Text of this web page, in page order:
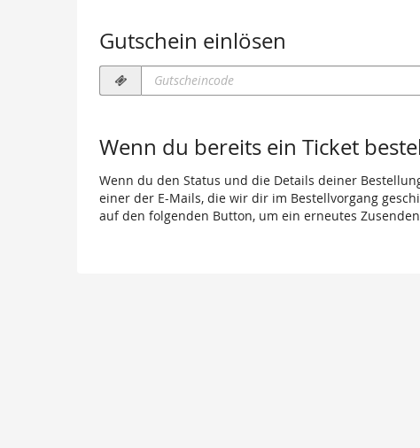
Gutschein einlösen
Gutscheincode
erforderlich
Wenn du bereits ein Ticket
Wenn du den Status und die Details deiner
einer der E-Mails, die wir dir im Bestellvorgang
auf den folgenden Button, um ein erneutes